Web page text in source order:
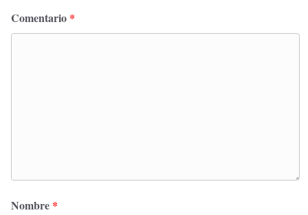
Comentario *
Nombre *